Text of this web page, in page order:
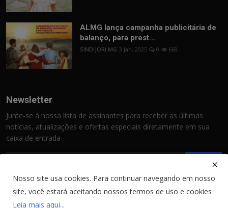
ALMG lança campanha publicitária de
balanço, para prest...
SINDIJORI MG 3 Jan, 2025 0 669
Newsletter
Junte-se à nossa lista de assinantes para receber as últimas
notícias, atualizações e ofertas especiais diretamente em sua
caixa de entrada
Assinar
Nosso site usa cookies. Para continuar navegando em nosso
site, você estará aceitando nossos termos de uso e cookies
Leia mais aqui...